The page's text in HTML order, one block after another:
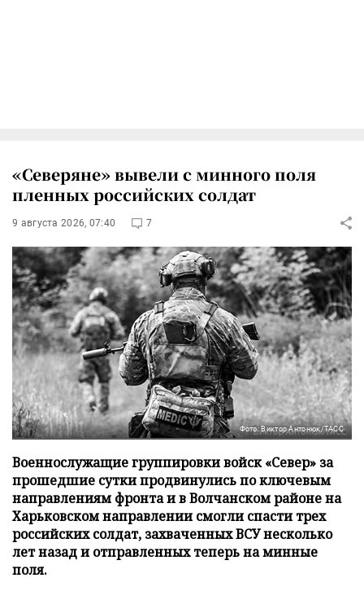
«Северяне» вывели с минного поля
пленных российских солдат
9 августа 2026, 07:40 7
Фото: Виктор Антонюк/ТАСС
Военнослужащие группировки войск «Север» за
прошедшие сутки продвинулись по ключевым
направлениям фронта и в Волчанском районе на
Харьковском направлении смогли спасти трех
российских солдат, захваченных ВСУ несколько
лет назад и отправленных теперь на минные
поля.